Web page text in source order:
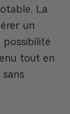
La
un
possibilité
tout en